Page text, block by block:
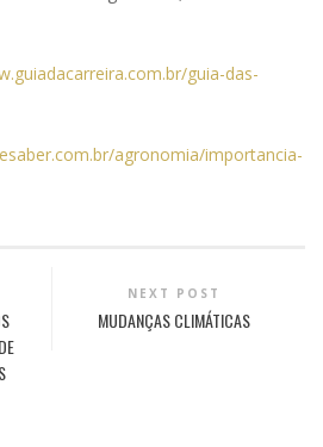
guia-das-
agronomia/importancia-
NEXT POST
MUDANÇAS CLIMÁTICAS